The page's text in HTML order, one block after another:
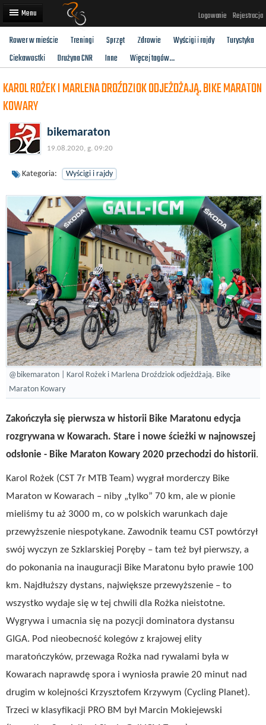
Logowanie Rejestracja
Artykuły
Wyścigi rowerowe
Użytkownicy
Dodaj
Rower w mieście Treningi Sprzęt Zdrowie Wyścigi i rajdy
Turystyka
Ciekawostki
Drużyna CNR Inne Więcej tagów...
KAROL ROŻEK I MARLENA DROŹDZIOK ODJEŻDŻAJĄ. BIKE MARATON
KOWARY
bikemaraton
19.08.2020, g. 09:20
Kategoria: Wyścigi i rajdy
@bikemaraton | Karol Rożek i Marlena Droździok odjeżdżają. Bike
Maraton Kowary
Zakończyła się pierwsza w historii Bike Maratonu edycja
rozgrywana w Kowarach. Stare i nowe ścieżki w najnowszej
odsłonie - Bike Maraton Kowary 2020 przechodzi do historii.
Karol Rożek (CST 7r MTB Team) wygrał morderczy Bike
Maraton w Kowarach – niby „tylko” 70 km, ale w pionie
mieliśmy tu aż 3000 m, co w polskich warunkach daje
przewyższenie niespotykane. Zawodnik teamu CST powtórzył
swój wyczyn ze Szklarskiej Poręby – tam też był pierwszy, a
do pokonania na inauguracji Bike Maratonu było prawie 100
km. Najdłuższy dystans, największe przewyższenie – to
wszystko wydaje się w tej chwili dla Rożka nieistotne.
Wygrywa i umacnia się na pozycji dominatora dystansu
GIGA. Pod nieobecność kolegów z krajowej elity
maratończyków, przewaga Rożka nad rywalami była w
Kowarach naprawdę spora i wyniosła prawie 20 minut nad
drugim w kolejności Krzysztofem Krzywym (Cycling Planet).
Trzeci w klasyfikacji PRO BM był Marcin Mokiejewski